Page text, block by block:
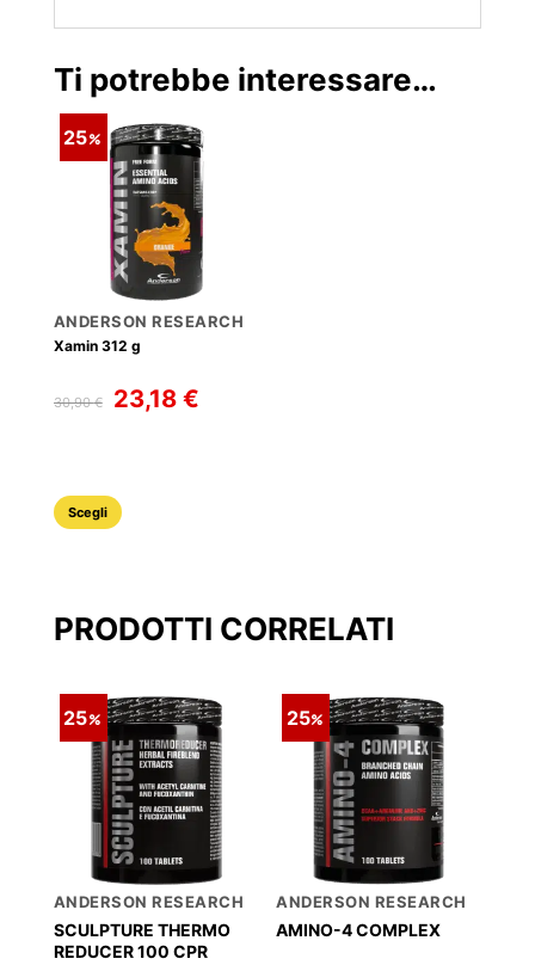
Ti potrebbe interessare…
25
ANDERSON RESEARCH
Xamin 312 g
30,90€
Il
prezzo
30,90 €.
23,18 €Il
Scegli
Questo
varianti.
possono
essere
scelte
nella
pagina
del
prodotto
PRODOTTI CORRELATI
25
ANDERSON RESEARCH
SCULPTURE THERMO
REDUCER 100 CPR
25
ANDERSON RESEARCH
AMINO-4 COMPLEX